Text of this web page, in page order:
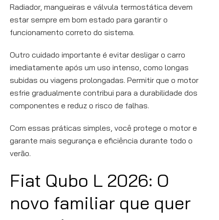
Radiador, mangueiras e válvula termostática devem
estar sempre em bom estado para garantir o
funcionamento correto do sistema.
Outro cuidado importante é evitar desligar o carro
imediatamente após um uso intenso, como longas
subidas ou viagens prolongadas. Permitir que o motor
esfrie gradualmente contribui para a durabilidade dos
componentes e reduz o risco de falhas.
Com essas práticas simples, você protege o motor e
garante mais segurança e eficiência durante todo o
verão.
Fiat Qubo L 2026: O
novo familiar que quer